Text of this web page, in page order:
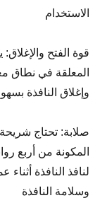
الاستخدام
قوة الفتح
المعلقة في نطاق
وإغلاق النافذة
صلابة: تحتاج شريحة
المكونة من أربع
لنافذ النافذة
وسلامة النافذة